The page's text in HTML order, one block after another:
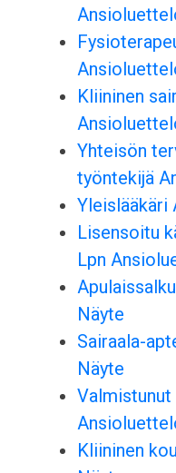
Kliininen
Yhteisön
työntekijä
Yleislääkäri
Lisensoitu
Lpn
Näyte
Sairaala-
Näyte
Valmistunut
Kliininen